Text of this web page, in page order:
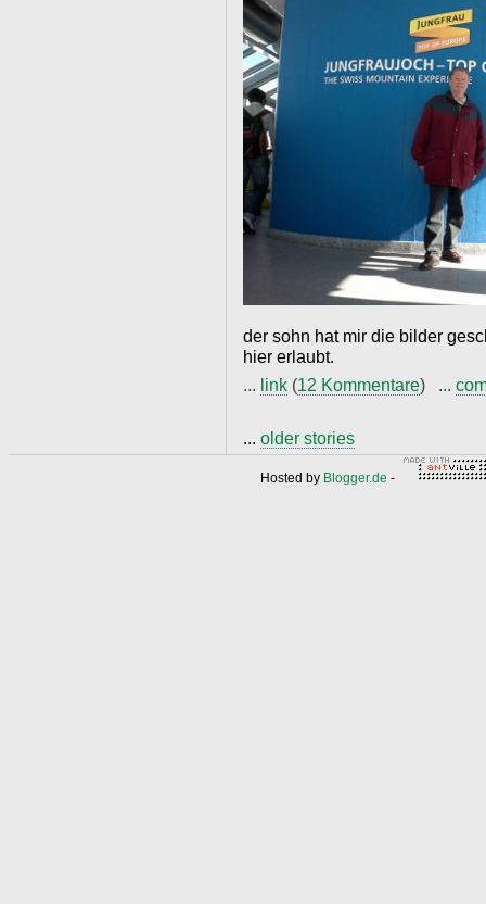
der sohn hat mir die bilder
hier erlaubt.
... link (12 Kommentare) ...
... older stories
Hosted by Blogger.de -